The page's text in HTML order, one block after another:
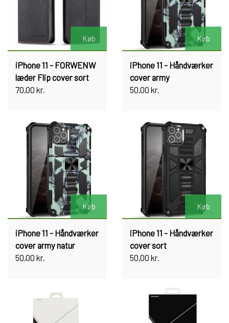
Køb
iPhone 11 - FORWENW
læder Flip cover sort
70,00 kr.
Køb
iPhone 11 - Håndværker
cover army
50,00 kr.
Køb
iPhone 11 - Håndværker
cover army natur
50,00 kr.
Køb
iPhone 11 - Håndværker
cover sort
50,00 kr.